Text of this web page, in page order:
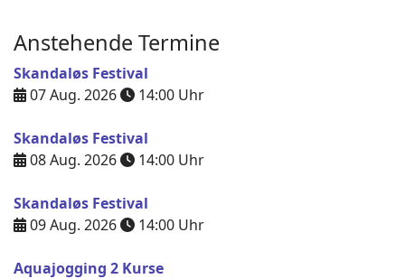
Anstehende Termine
Skandaløs Festival
07 Aug. 2026
14:00 Uhr
Skandaløs Festival
08 Aug. 2026
14:00 Uhr
Skandaløs Festival
09 Aug. 2026
14:00 Uhr
Aquajogging 2 Kurse